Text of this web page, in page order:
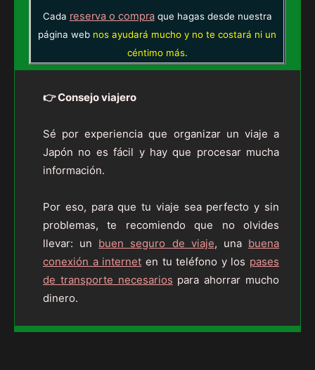
Cada reserva o compraque hagas desde nuestra
página web nos ayudará mucho y no te costará ni un
céntimo más.
👉 Consejo viajero
Sé por experiencia que organizar un viaje a
Japón no es fácil y hay que procesar mucha
información.
Por eso, para que tu viaje sea perfecto y sin
problemas, te recomiendo que no olvides
llevar: un buen seguro de viaje, una buena
conexión a internet en tu teléfono y los pases
de transporte necesarios para ahorrar mucho
dinero.